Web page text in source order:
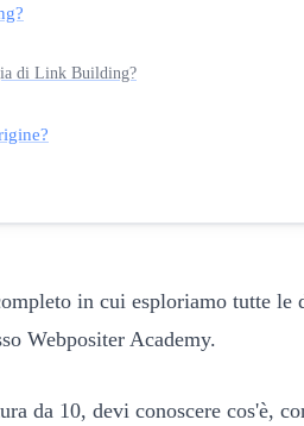
di Link Building?
in cui esploriamo tutte
Webpositer Academy.
da 10, devi conoscere cos'è,